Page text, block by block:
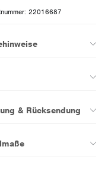
22016687
& Rücksendung